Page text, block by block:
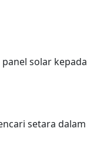
solar kepada
setara dalam